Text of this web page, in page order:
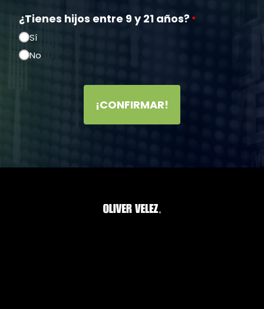
¿Tienes hijos entre 9 y 21 años? *
Sí
No
¡CONFIRMAR!